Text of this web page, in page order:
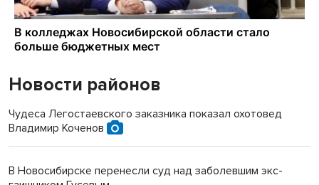
Новости районов
Чудеса Легостаевского заказника показал охотовед
Владимир Коченов
В Новосибирске перенесли суд над заболевшим экс-